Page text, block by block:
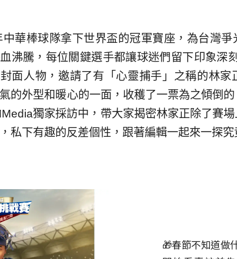
中華棒球隊拿下世界盃的冠軍寶座，為台灣
沸騰，每位關鍵選手都讓球迷們留下印象深
面人物，邀請了有「心靈捕手」之稱的林家
的外型和暖心的一面，收穫了一票為之傾倒
獨家採訪中，帶大家揭密林家正除了賽
私下有趣的反差個性，跟著編輯一起來一探究
🎁春節不知道做